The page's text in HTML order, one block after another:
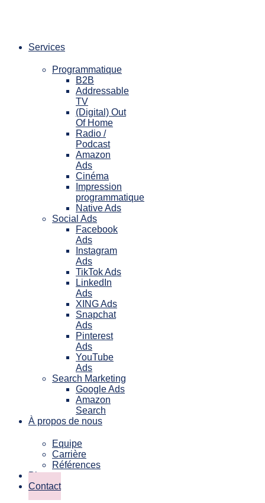
Services
Programmatique
B2B
Addressable
TV
(Digital) Out
Of Home
Radio /
Podcast
Amazon
Ads
Cinéma
Impression
programmatique
Native Ads
Social Ads
Facebook
Ads
Instagram
Ads
TikTok Ads
LinkedIn
Ads
XING Ads
Snapchat
Ads
Pinterest
Ads
YouTube
Ads
Search Marketing
Google Ads
Amazon
Search
À propos de nous
Equipe
Carrière
Références
Blog
Contact